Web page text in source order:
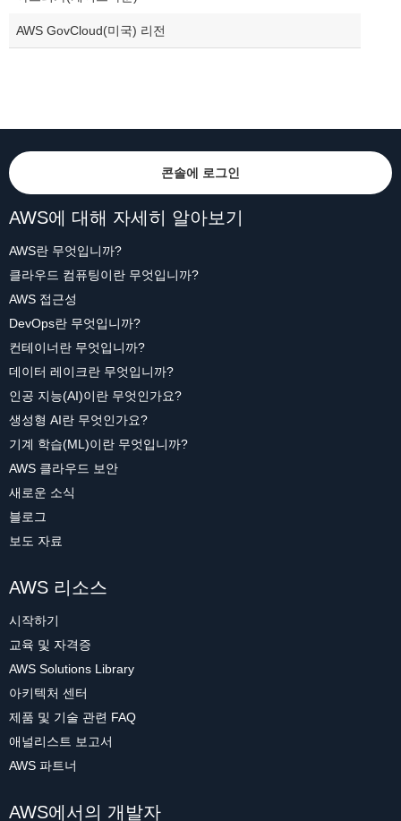
AWS GovCloud(미국) 리전
콘솔에 로그인
AWS에 대해 자세히 알아보기
AWS란 무엇입니까?
클라우드 컴퓨팅이란 무엇입니까?
AWS 접근성
DevOps란 무엇입니까?
컨테이너란 무엇입니까?
데이터 레이크란 무엇입니까?
인공 지능(AI)이란 무엇인가요?
생성형 AI란 무엇인가요?
기계 학습(ML)이란 무엇입니까?
AWS 클라우드 보안
새로운 소식
블로그
보도 자료
AWS 리소스
시작하기
교육 및 자격증
AWS Solutions Library
아키텍처 센터
제품 및 기술 관련 FAQ
애널리스트 보고서
AWS 파트너
AWS에서의 개발자